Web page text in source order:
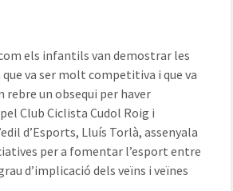
els infantils van demostrar les
va ser molt competitiva i que va
un obsequi per haver
Club Ciclista Cudol Roig i
d’Esports, Lluís Torlà, assenyala
per a fomentar l’esport entre
d’implicació dels veïns i veïnes